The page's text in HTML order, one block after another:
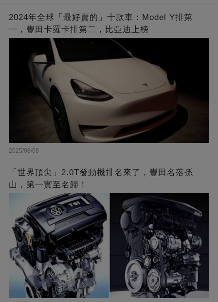
2024年全球「最好賣的」十款車：Model Y排第
一，豐田卡羅卡排第二，比亞迪上榜
2025/08/08
「世界頂尖」2.0T發動機排名來了，豐田名落孫
山，第一實至名歸！